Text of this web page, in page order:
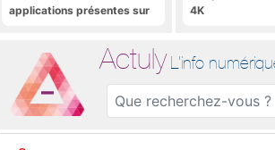
applications présentes sur
4K
Actuly L'info